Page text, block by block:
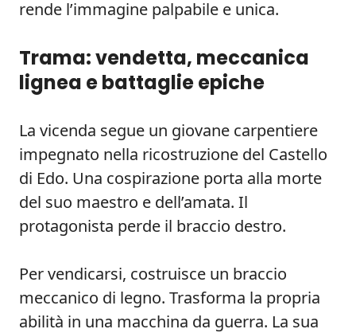
rende l’immagine palpabile e unica.
Trama: vendetta, meccanica
lignea e battaglie epiche
La vicenda segue un giovane carpentiere
impegnato nella ricostruzione del Castello
di Edo. Una cospirazione porta alla morte
del suo maestro e dell’amata. Il
protagonista perde il braccio destro.
Per vendicarsi, costruisce un braccio
meccanico di legno. Trasforma la propria
abilità in una macchina da guerra. La sua